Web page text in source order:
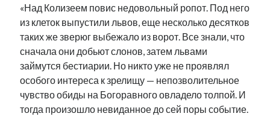
«Над Колизеем повис недовольный ропот. Под него
из клеток выпустили львов, еще несколько десятков
таких же зверюг выбежало из ворот. Все знали, что
сначала они добьют слонов, затем львами
займутся бестиарии. Но никто уже не проявлял
особого интереса к зрелищу — непозволительное
чувство обиды на Богоравного овладело толпой. И
тогда произошло невиданное до сей поры событие.